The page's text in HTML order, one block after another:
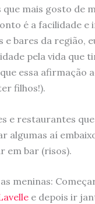
que mais gosto de
é a facilidade e
e bares da região,
pela vida que
essa afirmação
filhos!).
e restaurantes
algumas aí
em bar (risos).
meninas:
e depois ir